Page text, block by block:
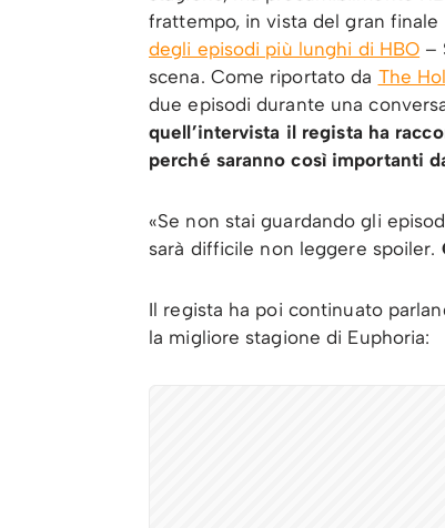
frattempo, in vista del gran finale
degli episodi più lunghi di HBO –
scena. Come riportato da The
due episodi durante una
quell’intervista il regista ha
perché saranno così importanti
«Se non stai guardando gli
sarà difficile non leggere spoiler.
Il regista ha poi continuato
la migliore stagione di Euphoria: